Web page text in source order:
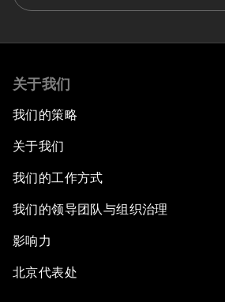
关于我们
我们的策略
关于我们
我们的工作方式
我们的领导团队与组织治理
影响力
北京代表处